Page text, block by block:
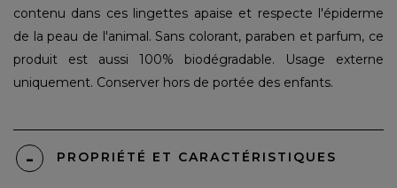
contenu dans ces lingettes apaise et respecte l'épiderme
de la peau de l'animal. Sans colorant, paraben et parfum, ce
produit est aussi 100% biodégradable. Usage externe
uniquement. Conserver hors de portée des enfants.
PROPRIÉTÉ ET CARACTÉRISTIQUES